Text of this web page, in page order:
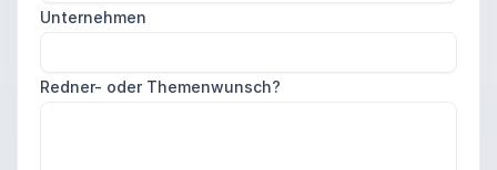
Unternehmen
Redner- oder Themenwunsch?